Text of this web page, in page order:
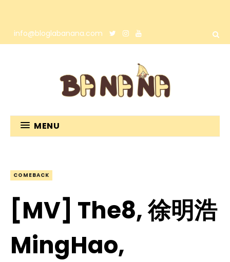
info@bloglabanana.com
MENU
COMEBACK
[MV] The8, 徐明浩
MingHao,